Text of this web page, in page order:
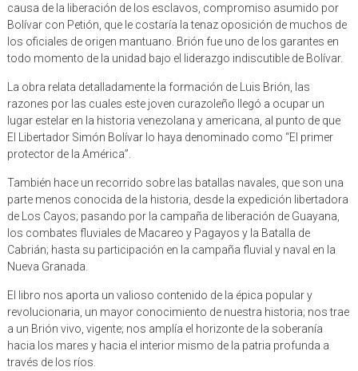
causa de la liberación de los esclavos, compromiso asumido por
Bolívar con Petión, que le costaría la tenaz oposición de muchos de
los oficiales de origen mantuano. Brión fue uno de los garantes en
todo momento de la unidad bajo el liderazgo indiscutible de Bolívar.
La obra relata detalladamente la formación de Luis Brión, las
razones por las cuales este joven curazoleño llegó a ocupar un
lugar estelar en la historia venezolana y americana, al punto de que
El Libertador Simón Bolívar lo haya denominado como “El primer
protector de la América”.
También hace un recorrido sobre las batallas navales, que son una
parte menos conocida de la historia, desde la expedición libertadora
de Los Cayos; pasando por la campaña de liberación de Guayana,
los combates fluviales de Macareo y Pagayos y la Batalla de
Cabrián; hasta su participación en la campaña fluvial y naval en la
Nueva Granada.
El libro nos aporta un valioso contenido de la épica popular y
revolucionaria, un mayor conocimiento de nuestra historia; nos trae
a un Brión vivo, vigente; nos amplía el horizonte de la soberanía
hacia los mares y hacia el interior mismo de la patria profunda a
través de los ríos.